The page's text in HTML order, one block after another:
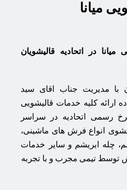
میانا
در اتحادیه قالیشویان
با مدیریت جناب اقای سید
ارائه کلیه خدمات قالیشویی
رسمی اتحادیه در سراسر
انواع فرش های ماشینی،
چله ابریشم و سایر خدمات
توسط تیمی مجرب و با تجربه